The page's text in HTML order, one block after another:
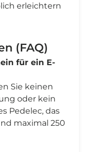
erleichtern
(FAQ)
für ein E-
Sie keinen
oder kein
Pedelec, das
maximal 250